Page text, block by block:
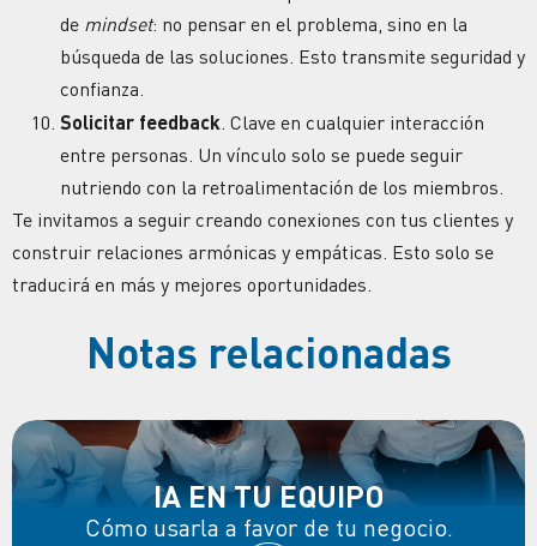
de mindset: no pensar en el problema, sino en la
búsqueda de las soluciones. Esto transmite seguridad y
confianza.
Solicitar feedback . Clave en cualquier interacción
entre personas. Un vínculo solo se puede seguir
nutriendo con la retroalimentación de los miembros.
Te invitamos a seguir creando conexiones con tus clientes y
construir relaciones armónicas y empáticas. Esto solo se
traducirá en más y mejores oportunidades.
Notas relacionadas
IA EN TU EQUIPO
Cómo usarla a favor de tu negocio.